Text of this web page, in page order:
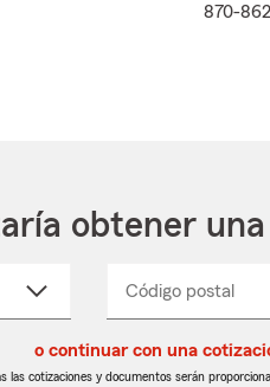
870-
obtener
Código postal
de
de
_____
o continuar con una
las cotizaciones y documentos serán